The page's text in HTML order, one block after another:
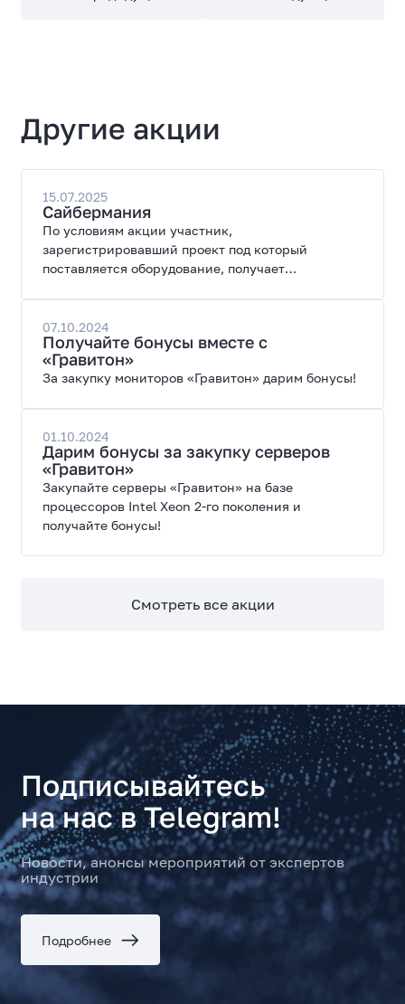
Другие акции
15.07.2025
Сайбермания
По условиям акции участник,
зарегистрировавший проект под который
поставляется оборудование, получает
07.10.2024
Получайте бонусы вместе с
«Гравитон»
За закупку мониторов «Гравитон» дарим бонусы!
01.10.2024
Дарим бонусы за закупку серверов
«Гравитон»
Закупайте серверы «Гравитон» на базе
процессоров Intel Xeon 2-го поколения и
получайте бонусы!
Смотреть все акции
Подписывайтесь
на нас в Telegram!
Новости, анонсы мероприятий от экспертов
индустрии
Подробнее